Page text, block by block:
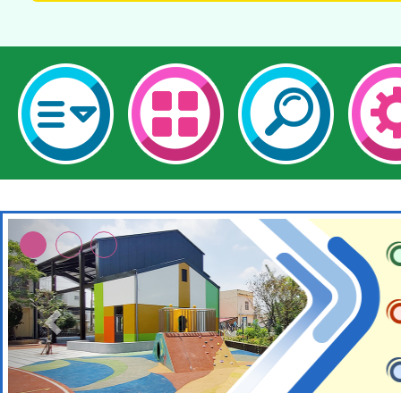
本校115學年度第1次